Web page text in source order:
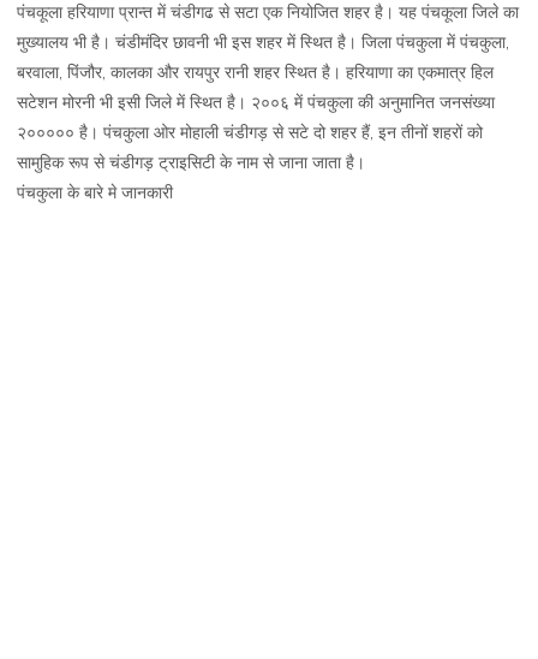
नक्शा
और
दर्शनीय
स्थल
पंचकूला हरियाणा प्रान्त में चंडीगढ से सटा एक नियोजित शहर है। यह पंचकूला जिले का
मुख्यालय भी है। चंडीमंदिर छावनी भी इस शहर में स्थित है। जिला पंचकुला में पंचकुला,
बरवाला, पिंजौर, कालका और रायपुर रानी शहर स्थित है। हरियाणा का एकमात्र हिल
सटेशन मोरनी भी इसी जिले में स्थित है। २००६ में पंचकुला की अनुमानित जनसंख्या
२००००० है। पंचकुला ओर मोहाली चंडीगड़ से सटे दो शहर हैं, इन तीनों शहरों को
सामुहिक रूप से चंडीगड़ ट्राइसिटी के नाम से जाना जाता है।
पंचकुला के बारे मे जानकारी